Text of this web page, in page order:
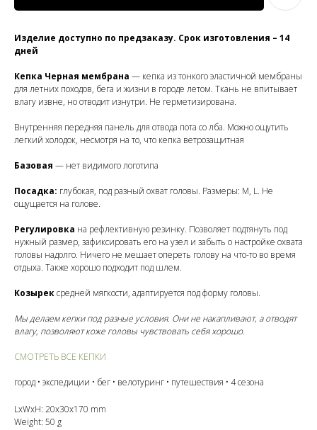
Изделие доступно по предзаказу. Срок изготовления – 14
дней
Кепка Черная мембрана — кепка из тонкого эластичной мембраны
для летних походов, бега и жизни в городе летом. Ткань не впитывает
влагу извне, но отводит изнутри. Не герметизирована.
Внутренняя передняя панель для отвода пота со лба. Можно ощутить
легкий холодок, несмотря на то, что кепка ветрозащитная
Базовая — нет видимого логотипа
Посадка: глубокая, под разный охват головы. Размеры: М, L. Не
ощущается на голове.
Регулировка на рефлективную резинку. Позволяет подтянуть под
нужный размер, зафиксировать его на узел и забыть о настройке охвата
головы надолго. Ничего не мешает опереть голову на что-то во время
отдыха. Также хорошо подходит под шлем.
Козырексредней мягкости, адаптируется под форму головы.
Мы делаем кепки под разные условия. Они не накапливают, а отводят
влагу, позволяют коже головы чувствовать себя хорошо.
СМОТРЕТЬ ВСЕ КЕПКИ
город • экспедиции • бег • велотуринг • путешествия • 4 сезона
LxWxH: 20x30x170 mm
Weight: 50 g